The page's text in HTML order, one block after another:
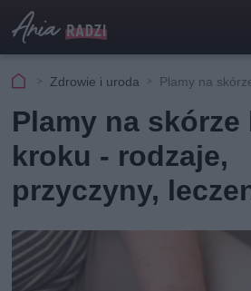
Zdrowie i uroda Plamy na
Plamy na
kroku - rodzaje,
przyczyny,